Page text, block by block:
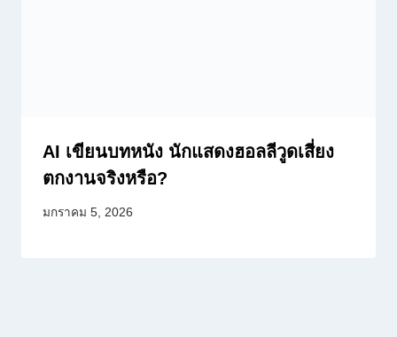
AI เขียนบทหนัง นักแสดงฮอลลีวูดเสี่ยง
ตกงานจริงหรือ?
มกราคม 5, 2026